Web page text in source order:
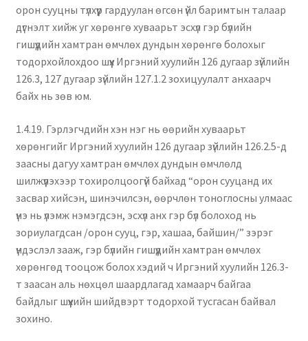
орон сууцны түлхүүр гардуулан өгсөн үйл баримтын талаар
дүгнэлт хийж уг хөрөнгө хуваарьт эсхүл гэр бүлийн
гишүүдийн хамтран өмчлөх дундын хөрөнгө болохыг
тодорхойлохдоо шүүх Иргэний хуулийн 126 дугаар зүйлийн
126.3, 127 дугаар зүйлийн 127.1.2 зохицуулалт анхаарч
байх нь зөв юм.
1.4.19. Гэрлэгчдийн хэн нэг нь өөрийн хуваарьт
хөрөнгийг Иргэний хуулийн 126 дугаар зүйлийн 126.2.5-д
заасны дагуу хамтран өмчлөх дундын өмчлөлд
шилжүүлэхээр тохиролцоогүй байхад “орон сууцанд их
засвар хийсэн, шинэчилсэн, өөрчлөн тоноглосны улмаас
үнэ нь үлэмж нэмэгдсэн, эсхүл анх гэр бүл болоход нь
зориулагдсан /орон сууц, гэр, хашаа, байшин/” зэрэг
үндэслэл зааж, гэр бүлийн гишүүдийн хамтран өмчлөх
хөрөнгөд тооцож болох хэдий ч Иргэний хуулийн 126.3-
т заасан аль нөхцөл шаардлагад хамаарч байгаа
байдлыг шүүхийн шийдвэрт тодорхой тусгасан байвал
зохино.